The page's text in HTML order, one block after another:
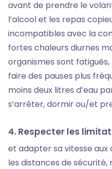
avant de prendre le
l’alcool et les repas
incompatibles avec la
fortes chaleurs diurnes
organismes sont
faire des pauses plus
moins deux litres d’eau
s’arrêter, dormir ou/et
4. Respecter les
et adapter sa vitesse
les distances de